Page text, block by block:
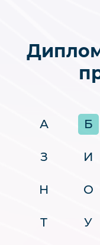
А Б
З И
Н О
Т У